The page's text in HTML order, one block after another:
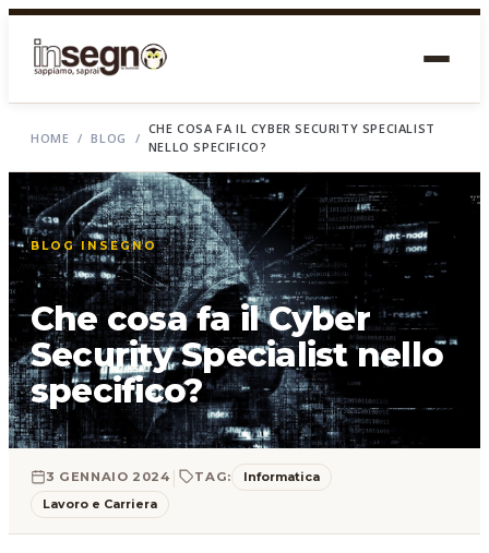
HOME / BLOG /
CHE COSA FA IL CYBER SECURITY SPECIALIST
NELLO SPECIFICO?
BLOG INSEGNO
Che cosa fa il Cyber
Security Specialist nello
specifico?
3 GENNAIO 2024 | TAG:
Informatica
Lavoro e Carriera